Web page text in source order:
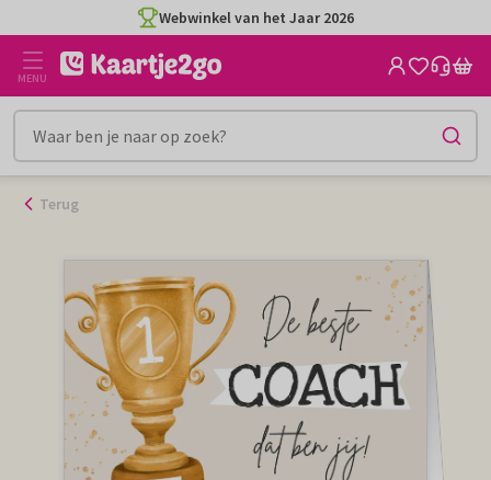
naar
inhoud
Webwinkel van het Jaar 2026
MENU
Terug